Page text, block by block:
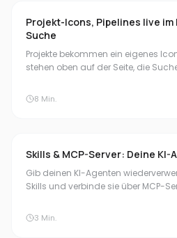
Projekt-Icons, Pipelines live
Suche
Projekte bekommen ein eigenes
stehen oben auf der Seite, die
8 Min.
Skills & MCP-Server: Deine
Gib deinen KI-Agenten
Skills und verbinde sie über MCP-
3 Min.